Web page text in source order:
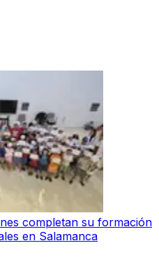
completan su formación
en Salamanca